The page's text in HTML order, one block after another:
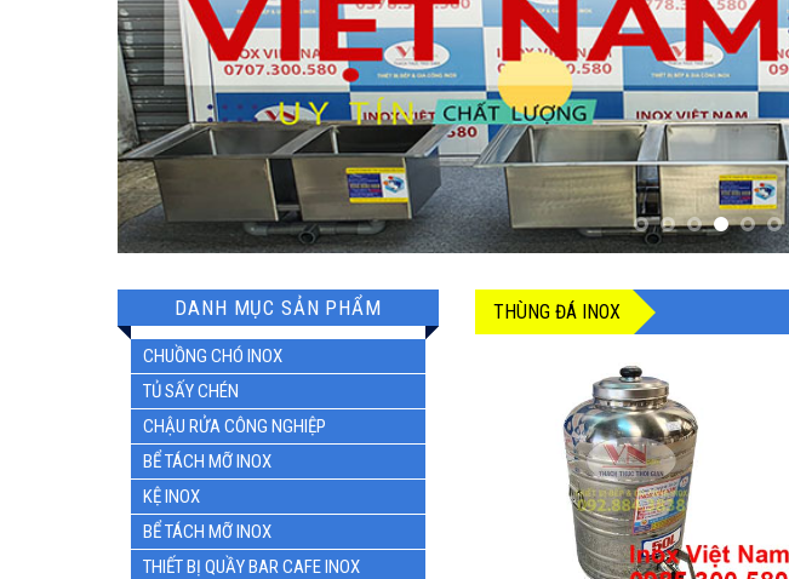
DANH MỤC SẢN PHẨM
CHUỒNG CHÓ INOX
TỦ SẤY CHÉN
CHẬU RỬA CÔNG NGHIỆP
BỂ TÁCH MỠ INOX
KỆ INOX
BỂ TÁCH MỠ INOX
THIẾT BỊ QUẦY BAR CAFE INOX
THÙNG ĐÁ INOX